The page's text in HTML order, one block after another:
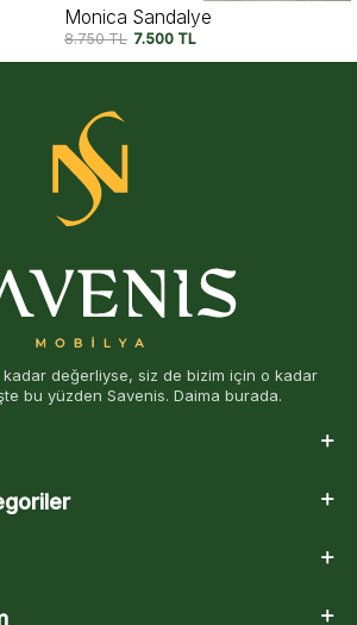
değerliyse, siz de bizim için o kadar
bu yüzden Savenis. Daima burada.